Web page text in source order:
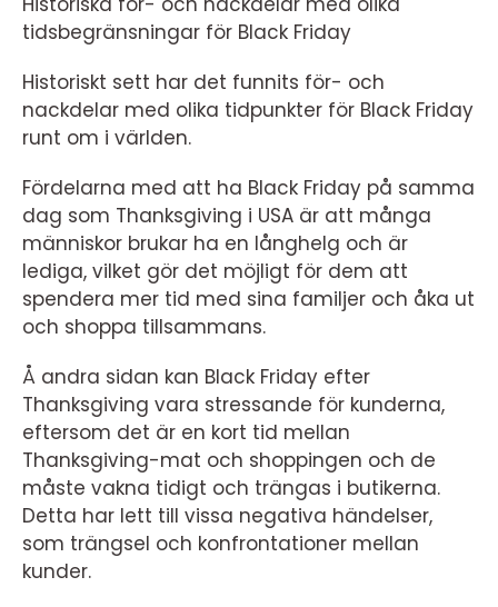
tidsbegränsningar för Black Friday
Historiskt sett har det funnits för- och
nackdelar med olika tidpunkter för Black Friday
runt om i världen.
Fördelarna med att ha Black Friday på samma
dag som Thanksgiving i USA är att många
människor brukar ha en långhelg och är
lediga, vilket gör det möjligt för dem att
spendera mer tid med sina familjer och åka ut
och shoppa tillsammans.
Å andra sidan kan Black Friday efter
Thanksgiving vara stressande för kunderna,
eftersom det är en kort tid mellan
Thanksgiving-mat och shoppingen och de
måste vakna tidigt och trängas i butikerna.
Detta har lett till vissa negativa händelser,
som trängsel och konfrontationer mellan
kunder.